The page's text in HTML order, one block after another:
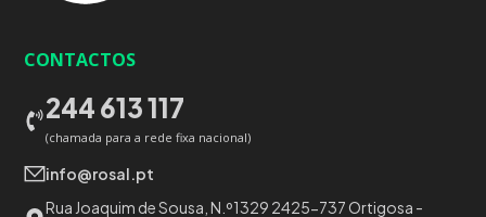
CONTACTOS
244 613 117
(chamada para a rede fixa nacional)
info@rosal.pt
Rua Joaquim de Sousa, N.º1329 2425-737 Ortigosa -